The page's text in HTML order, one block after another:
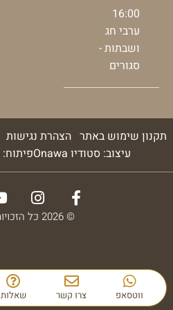
ווטסאפ צרו קשר שאלות
16:00
ערבי חג
ושבתות -
סגורים
תקנון שימוש באתר הצהרת נגישות
עיצוב: סטודיו Onawa
פיתוח: Benady New Media
© 2026 כל הזכויות שמורות